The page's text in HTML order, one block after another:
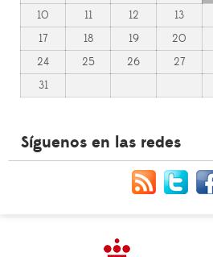
10
11 12 13
17
18 19 20
24
25 26 27
31
Síguenos en las redes